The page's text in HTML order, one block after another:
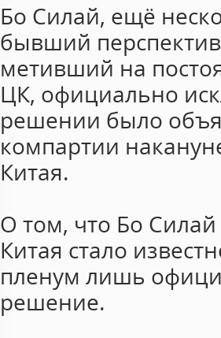
Бо Силай, ещё
бывший
метивший на
ЦК, официально
решении было
компартии
Китая.
О том, что Бо
Китая стало
пленум лишь
решение.